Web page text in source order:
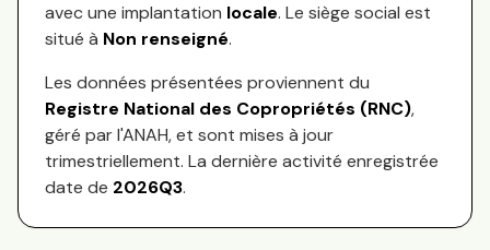
avec une implantation locale. Le siège social est
situé à Non renseigné.
Les données présentées proviennent du
Registre National des Copropriétés (RNC),
géré par l'ANAH, et sont mises à jour
trimestriellement. La dernière activité enregistrée
date de 2026Q3.